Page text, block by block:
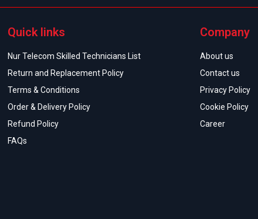
Quick links
Nur Telecom Skilled Technicians List
Return and Replacement Policy
Terms & Conditions
Order & Delivery Policy
Refund Policy
FAQs
Company
About us
Contact us
Privacy Policy
Cookie Policy
Career